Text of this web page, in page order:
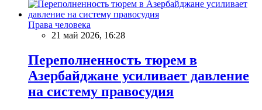
Права человека
21 май 2026, 16:28
Переполненность тюрем в
Азербайджане усиливает давление
на систему правосудия